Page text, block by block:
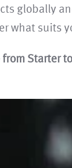
globally
what suits
Starter